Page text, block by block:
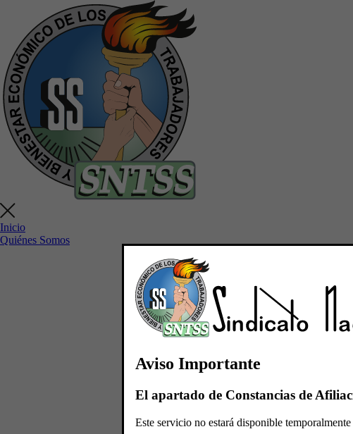
Inicio
Quiénes Somos
Aviso Importante
El apartado de Constancias de
Este servicio no estará disponible